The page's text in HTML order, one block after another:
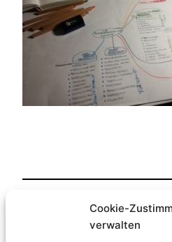
Cookie-
verwalten
17. Februar 2018in